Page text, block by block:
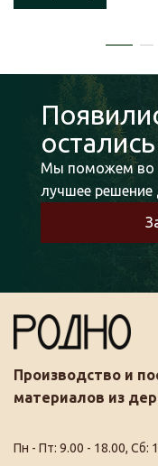
Мы поможем во
лучшее решение
Производство и
материалов из
Пн - Пт: 9.00 - 18.00, Сб: